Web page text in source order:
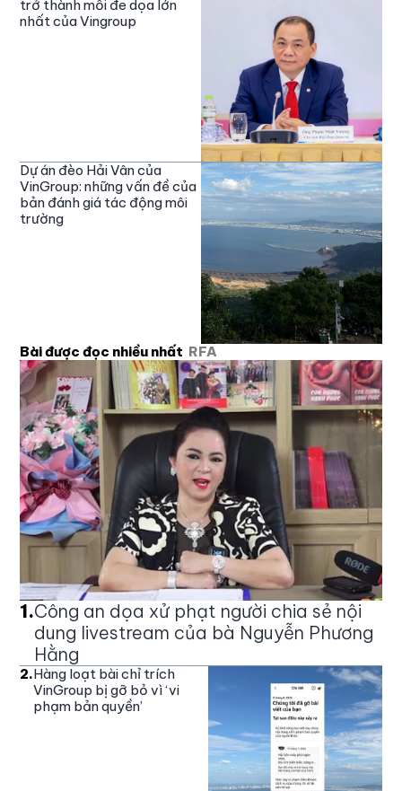
trở thành mối đe dọa lớn
nhất của Vingroup
Dự án đèo Hải Vân của
VinGroup: những vấn đề của
bản đánh giá tác động môi
trường
Bài được đọc nhiều nhất RFA
1.Công an dọa xử phạt người chia sẻ nội
dung livestream của bà Nguyễn Phương
Hằng
2.Hàng loạt bài chỉ trích
VinGroup bị gỡ bỏ vì ‘vi
phạm bản quyền’